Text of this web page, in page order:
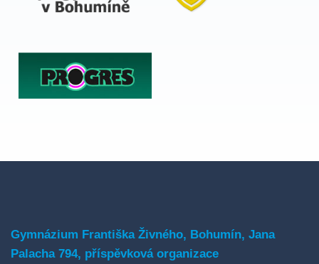
Gymnázium Františka Živného, Bohumín, Jana
Palacha 794, příspěvková organizace